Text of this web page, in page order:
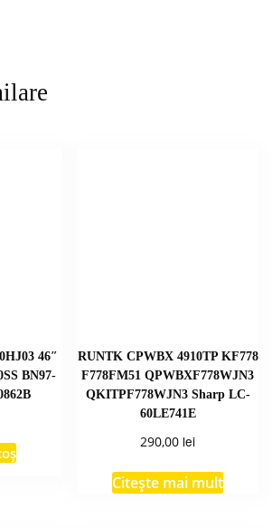
46″
BN97-
RUNTK CPWBX 4910TP KF778
F778FM51 QPWBXF778WJN3
QKITPF778WJN3 Sharp LC-
60LE741E
290,00 lei
Citește mai mult